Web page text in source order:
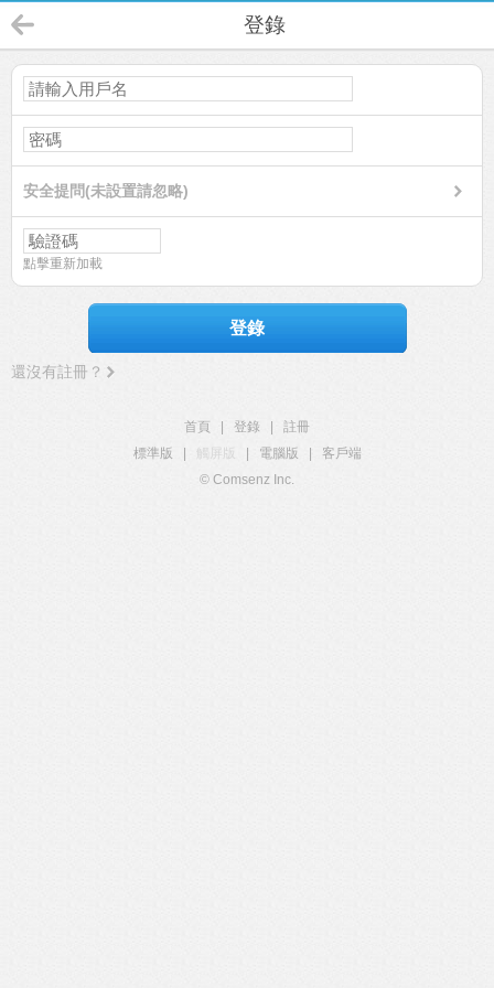
登錄
安全提問(未設置請忽略)
點擊重新加載
登錄
還沒有註冊？
首頁 登錄
註冊
標準版
觸屏版 電腦版
客戶端
© Comsenz Inc.